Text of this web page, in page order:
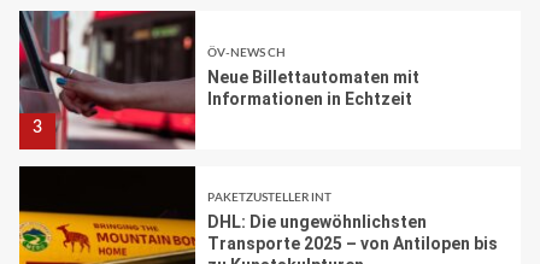
3
ÖV-NEWS CH
Neue Billettautomaten mit
Informationen in Echtzeit
PAKETZUSTELLER INT
DHL: Die ungewöhnlichsten
Transporte 2025 – von Antilopen bis